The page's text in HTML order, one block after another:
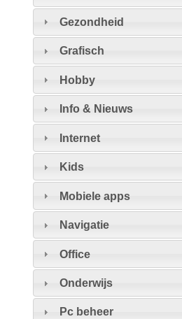
Gezondheid
Grafisch
Hobby
Info & Nieuws
Internet
Kids
Mobiele apps
Navigatie
Office
Onderwijs
Pc beheer